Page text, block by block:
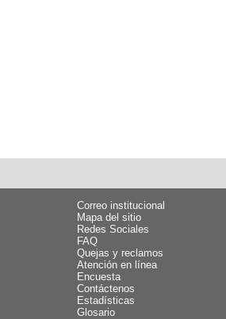
Correo institucional
Mapa del sitio
Redes Sociales
FAQ
Quejas y reclamos
Atención en línea
Encuesta
Contáctenos
Estadísticas
Glosario